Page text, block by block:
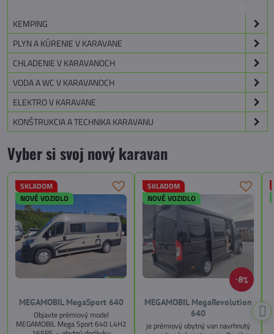
KEMPING
PLYN A KÚRENIE V KARAVANE
CHLADENIE V KARAVANOCH
VODA A WC V KARAVANOCH
ELEKTRO V KARAVANE
KONŠTRUKCIA A TECHNIKA KARAVANU
Vyber si svoj nový karavan
SKLADOM
NOVÉ VOZIDLO
MEGAMOBIL MegaSport 640
Objavte prémiový model
MEGAMOBIL Mega Sport 640 L4H2
8%
SKLADOM
NOVÉ VOZIDLO
MEGAMOBIL MegaRevolution
640
je prémiový obytný van navrhnutý